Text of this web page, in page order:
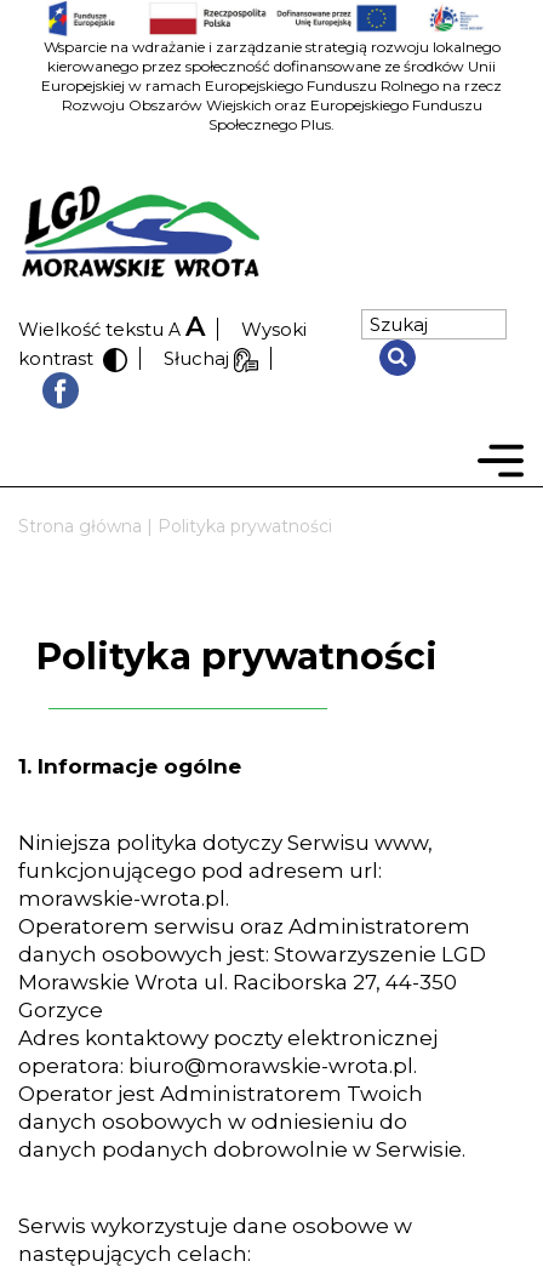
Wsparcie na wdrażanie i zarządzanie strategią rozwoju lokalnego
kierowanego przez społeczność dofinansowane ze środków Unii
Europejskiej w ramach Europejskiego Funduszu Rolnego na rzecz
Rozwoju Obszarów Wiejskich oraz Europejskiego Funduszu
Społecznego Plus.
Wielkość tekstu A A
Wysoki
kontrast
Słuchaj
Strona główna | Polityka prywatności
Polityka prywatności
1. Informacje ogólne
Niniejsza polityka dotyczy Serwisu www,
funkcjonującego pod adresem url:
morawskie-wrota.pl.
Operatorem serwisu oraz Administratorem
danych osobowych jest: Stowarzyszenie LGD
Morawskie Wrota ul. Raciborska 27, 44-350
Gorzyce
Adres kontaktowy poczty elektronicznej
operatora: biuro@morawskie-wrota.pl.
Operator jest Administratorem Twoich
danych osobowych w odniesieniu do
danych podanych dobrowolnie w Serwisie.
Serwis wykorzystuje dane osobowe w
następujących celach: